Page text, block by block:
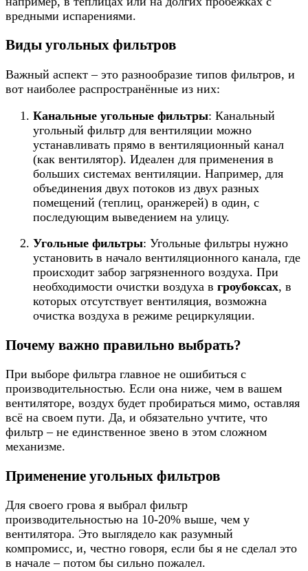
вредными испарениями.
Виды угольных фильтров
Важный аспект – это разнообразие типов фильтров, и
вот наиболее распространённые из них:
Канальные угольные фильтры: Канальный
угольный фильтр для вентиляции можно
устанавливать прямо в вентиляционный канал
(как вентилятор). Идеален для применения в
больших системах вентиляции. Например, для
объединения двух потоков из двух разных
помещений (теплиц, оранжерей) в один, с
последующим выведением на улицу.
Угольные фильтры: Угольные фильтры нужно
установить в начало вентиляционного канала, где
происходит забор загрязненного воздуха. При
необходимости очистки воздуха в гроубоксах, в
которых отсутствует вентиляция, возможна
очистка воздуха в режиме рециркуляции.
Почему важно правильно выбрать?
При выборе фильтра главное не ошибиться с
производительностью. Если она ниже, чем в вашем
вентиляторе, воздух будет пробираться мимо, оставляя
всё на своем пути. Да, и обязательно учтите, что
фильтр – не единственное звено в этом сложном
механизме.
Применение угольных фильтров
Для своего грова я выбрал фильтр
производительностью на 10-20% выше, чем у
вентилятора. Это выглядело как разумный
компромисс, и, честно говоря, если бы я не сделал это
в начале – потом бы сильно пожалел.